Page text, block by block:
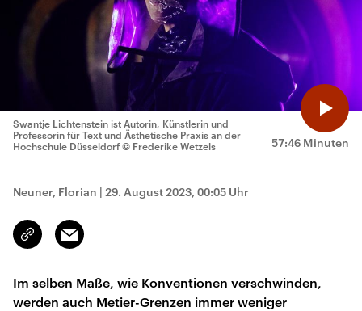
57:46 Minuten
Swantje Lichtenstein ist Autorin, Künstlerin und
Professorin für Text und Ästhetische Praxis an der
Hochschule Düsseldorf © Frederike Wetzels
Neuner, Florian | 29. August 2023, 00:05 Uhr
Link
kopieren/teilen
Email
Im selben Maße, wie Konventionen verschwinden,
werden auch Metier-Grenzen immer weniger